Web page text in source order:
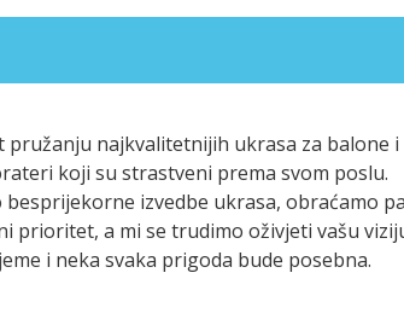
pružanju najkvalitetnijih ukrasa za balone
koji su strastveni prema svom poslu.
izvedbe ukrasa, obraćamo
prioritet, a mi se trudimo oživjeti vašu
i neka svaka prigoda bude posebna.